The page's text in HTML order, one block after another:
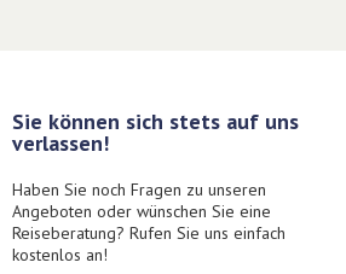
Sie können sich stets auf uns
verlassen!
Haben Sie noch Fragen zu unseren
Angeboten oder wünschen Sie eine
Reiseberatung? Rufen Sie uns einfach
kostenlos an!